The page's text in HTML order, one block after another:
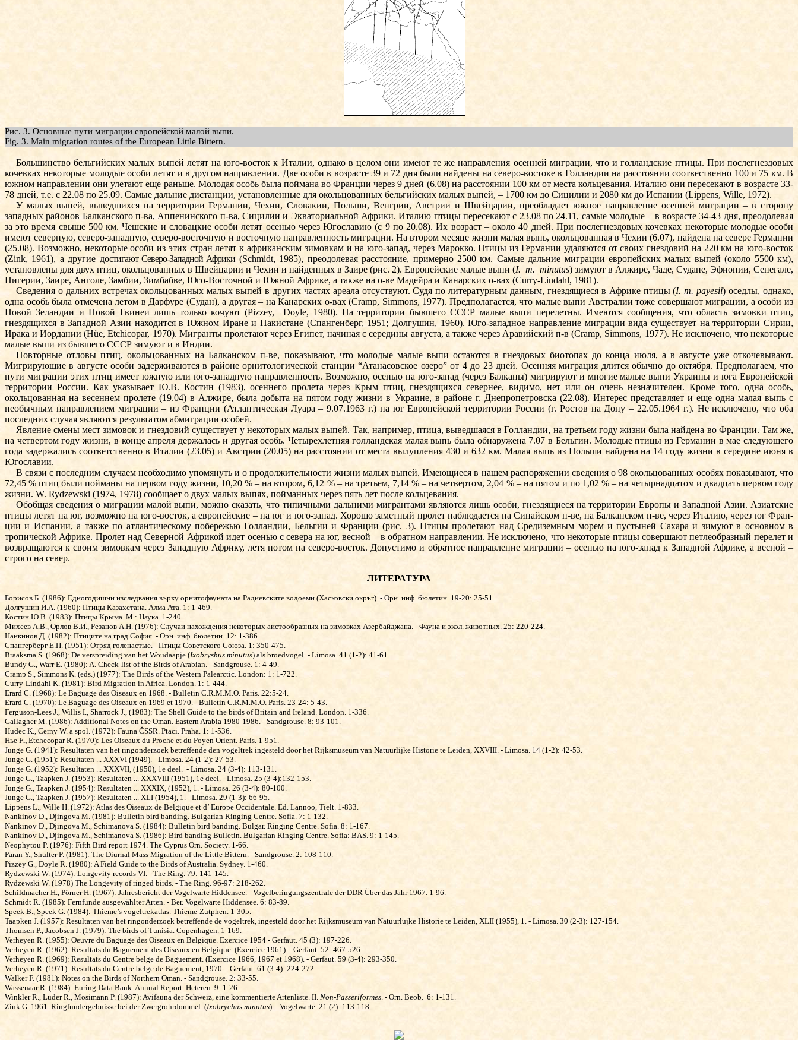
Рис. 3. Основные пути миграции европейской малой выпи.
Fig. 3. Main migration routes of the European Little Bittern.
Большинство бельгийских малых выпей летят на юго-восток к Италии, однако в це­лом они имеют те же направления осенней миграции, что и голландские птицы. При по­слегнездовых
кочевках некоторые молодые особи летят и в другом направлении. Две особи в возрасте 39 и 72 дня были найдены на северо-востоке в Голландии на расстоянии соотвественно 100 и 75 км. В
южном направлении они улетают еще раньше. Молодая особь была поймана во Франции через 9 дней (6.08) на расстоянии 100 км от места кольцевания. Италию они пересекают в возрасте 33-
78 дней, т.е. с 22.08 по 25.09. Самые дальние дистанции, установленные для околь­цованных бельгийских малых выпей, – 1700 км до Сицилии и 2080 км до Испании (Lip­pens, Wille, 1972).
У малых выпей, выведшихся на территории Германии, Чехии, Словакии, Поль­ши, Венгрии, Австрии и Швейцарии, пре­об­ладает южное направление осенней миграции – в сторону
западных районов Балканского п-ва, Аппенинского п-ва, Сицилии и Экваториальной Африки. Италию птицы пе­ресекают с 23.08 по 24.11, самые молодые – в возрасте 34-43 дня, преодолевая
за это время свыше 500 км. Чешские и словацкие особи летят осенью через Югославию (с 9 по 20.08). Их возраст – около 40 дней. При послегнездовых кочевках некоторые молодые особи
имеют северную, северо-западную, северо-восточную и восточную направленность миграции. На втором месяце жизни малая выпь, окольцованная в Чехии (6.07), найдена на севере Германии
(25.08). Возможно, некоторые особи из этих стран летят к африканским зимовкам и на юго-запад, через Марокко. Птицы из Герма­нии удаляются от своих гнездовий на 220 км на юго-восток
(Zink, 1961), а другие до­стигают Северо-Западной Африки(Schmidt, 1985), преодолевая расстояние, примерно 2500 км. Самые дальние миграции европейских малых выпей (около 5500 км),
установлены для двух птиц, окольцованных в Швейцарии и Чехии и найденных в Заире (рис. 2). Европейские малые выпи (I. m. minutus) зимуют в Алжире, Ча­де, Судане, Эфиопии, Сенегале,
Нигерии, За­ире, Анго­ле, Замбии, Зимбабве, Юго-Вос­­точной и Юж­ной Африке, а также на о-ве Ма­дейра и Канарских о-вах (Curry-Lin­dahl, 1981).
Сведения о дальних встречах окольцованных малых выпей в других частях ареала отсуствуют. Судя по литературным данным, гнездящиеся в Африке птицы (I. m. payesii) оседлы, однако,
одна особь была отмечена летом в Дарфуре (Судан), а другая – на Канарских о-вах (Cramp, Simmons, 1977). Предполагается, что малые выпи Австралии тоже совершают миграции, а особи из
Новой Зеландии и Новой Гвинеи лишь только кочуют (Pizzey,
Doyle, 1980). На территории бывшего СССР малые выпи перелетны. Имеются сообщения, что область зимовки птиц,
гнездящихся в Западной Азии находится в Южном Иране и Пакистане (Спангенберг, 1951; Долгушин, 1960). Юго-западное направление миграции вида существует на территории Сирии,
Ирака и Иордании (Hüe, Etchicopar, 1970). Мигранты пролетают через Египет, начиная с сере­дины августа, а также через Аравийский п-в (Cramp, Simmons, 1977). Не исключено, что некоторые
малые выпи из бывшего СССР зимуют и в Индии.
Повторные отловы птиц, окольцованных на Балканском п-ве, показывают, что молодые малые выпи остаются в гнездовых биотопах до конца июля, а в августе уже откочевывают.
Мигрирующие в августе особи задерживаются в районе орнитологической станции “Атанасовское озеро” от 4 до 23 дней. Осенняя миграция длится обычно до октября. Предполагаем, что
пути мигра­ции этих птиц имеет южную или юго-запад­ную направленность. Возможно, осенью на юго-запад (через Балканы) мигрируют и мно­гие малые выпи Украины и юга Европейской
территории России. Как указывает Ю.В. Костин (1983), осеннего пролета через Крым птиц, гнездящихся севернее, видимо, нет или он очень незначителен. Кро­ме того, одна особь,
окольцованная на весеннем пролете (19.04) в Алжире, была добыта на пятом году жизни в Украине, в районе г. Днепропетровска (22.08). Интерес представляет и еще одна малая выпь с
необычным направлением миграции – из Франции (Атлантическая Луара – 9.07.1963 г.) на юг Европейской территории России (г. Ростов на Дону – 22.05.1964 г.). Не исключено, что оба
последних случая являются результатом абмиграции особей.
Явление смены мест зимовок и гнездовий существует у некоторых малых выпей. Так, например, птица, выведшаяся в Голландии, на третьем году жизни была найде­на во Франции. Там же,
на четвертом году жизни, в конце апреля держалась и другая особь. Четырехлетняя голландская малая выпь была обнаружена 7.07 в Бельгии. Мо­лодые птицы из Германии в мае следующего
года задержались соответственно в Ита­лии (23.05) и Австрии (20.05) на расстоянии от места вылупления 430 и 632 км. Малая выпь из Польши найдена на 14 году жизни в середине июня в
Югославии.
В связи с последним случаем необходимо упомянуть и о продолжительности жизни малых выпей. Имеющиеся в нашем распоряжении сведения о 98 окольцованных особях показывают, что
72,45 % птиц были пойманы на первом году жизни, 10,20 % – на втором, 6,12 % – на третьем, 7,14 % – на четвертом, 2,04 % – на пятом и по 1,02 % – на четырнадцатом и двадцать первом году
жизни. W. Rydzewski (1974, 1978) сообщает о двух малых выпях, пойманных через пять лет после кольцевания.
Обобщая сведения о миграции малой вы­пи, можно сказать, что типичными даль­ни­ми мигрантами являются лишь особи, гнездящиеся на территории Европы и Западной Азии. Азиатские
птицы летят на юг, возможно на юго-восток, а европейские – на юг и юго-запад. Хорошо заметный пролет наблюдается на Синайском п-ве, на Балканском п-ве, через Италию, через юг Фран­
ции и Испании, а также по атлантичес­кому побережью Голландии, Бельгии и Фран­ции (рис. 3). Птицы пролетают над Сре­диземным морем и пустыней Сахара и зимуют в основном в
тропической Африке. Пролет над Северной Африкой идет осенью с севера на юг, весной – в обратном направлении. Не исключено, что некоторые птицы совершают петлеобразный перелет и
возвращаются к своим зимовкам через Западную Африку, летя потом на северо-восток. Допустимо и обратное направление миграции – осенью на юго-запад к Западной Африке, а весной –
строго на север.
ЛИТЕРАТУРА
Борисов Б. (1986): Едногодишни изследвания върху орнитофауната на Радиевските водоеми (Хасковски окръг). - Орн. инф. бюлетин. 19-20: 25-51.
Долгушин И.А. (1960): Птицы Казахстана. Алма Ата. 1: 1-469.
Костин Ю.В. (1983): Птицы Крыма. М.: Наука. 1-240.
Михеев А.В., Орлов В.И., Резанов А.Н. (1976): Случаи на­хож­дения некоторых аистообразных на зимовках Азербайджана. - Фауна и экол. животных. 25: 220-224.
Нанкинов Д. (1982): Птиците на град София. - Орн. инф. бюлетин. 12: 1-386.
Спангерберг Е.П. (1951): Отряд голенастые. - Птицы Со­ветского Союза. 1: 350-475.
Braaksma S. (1968): De verspreiding van het Woudaapje (Ixobryshus minutus) als broedvogel. - Limosa. 41 (1-2): 41-61.
Bundy G., Warr E. (1980): A. Check-list of the Birds of Arabian. - Sandgrouse. 1: 4-49.
Cramp S., Simmons K. (eds.) (1977): The Birds of the Western Palearctic. London: 1: 1-722.
Curry-Lindahl K. (1981): Bird Migration in Africa. London. 1: 1-444.
Erard C. (1968): Le Baguage des Oiseaux en 1968. - Bul­letin C.R.M.M.O. Paris. 22:5-24.
Erard C. (1970): Le Baguage des Oiseaux en 1969 et 1970. - Bulletin C.R.M.M.O. Paris. 23-24: 5-43.
Ferguson-Lees J., Willis I., Sharrock J., (1983): The Shell Guide to the birds of Britain and Ireland. London. 1-336.
Gallagher M. (1986): Additional Notes on the Oman. Eastern Arabia 1980-1986. - Sandgrouse. 8: 93-101.
Hudec K., Cerny W. a spol. (1972): Fauna ČSSR. Ptaci. Praha. 1: 1-536.
Hьe F., Etchecopar R. (1970): Les Oiseaux du Proche et du Poyen Orient. Paris. 1-951.
Junge G. (1941): Resultaten van het ringonderzoek be­tref­fende den vogeltrek ingesteld door het Rijks­museum van Natuurlijke Historie te Leiden, XXVIII. - Limosa. 14 (1-2): 42-53.
Junge G. (1951): Resultaten ... XXXVI (1949). - Limosa. 24 (1-2): 27-53.
Junge G. (1952): Resultaten ... XXXVII, (1950), 1e deel.
- Limosa. 24 (3-4): 113-131.
Junge G., Taapken J. (1953): Resultaten ... XXXVIII (1951), 1e deel. - Limosa. 25 (3-4):132-153.
Junge G., Taapken J. (1954): Resultaten ... XXXIX, (1952), 1. - Limosa. 26 (3-4): 80-100.
Junge G., Taapken J. (1957): Resultaten ... XLI (1954), 1. - Limosa. 29 (1-3): 66-95.
Lippens L., Wille H. (1972): Atlas des Oiseaux de Belgique et d’ Europe Occidentale. Ed. Lannoo, Tielt. 1-833.
Nankinov D., Djingova M. (1981): Bulletin bird banding. Bulgarian Ringing Centre. Sofia. 7: 1-132.
Nankinov D., Djingova M., Schimanova S. (1984): Bulletin bird banding. Bulgar. Ringing Centre. Sofia. 8: 1-167.
Nankinov D., Djingova M., Schimanova S. (1986): Bird banding Bulletin. Bulgarian Ringing Centre. Sofia: BAS. 9: 1-145.
Nеоphytou P. (1976): Fifth Bird report 1974. The Cyprus Orn. Society. 1-66.
Paran Y., Shulter P. (1981): The Diurnal Mass Migration of the Little Bittern. - Sandgrouse. 2: 108-110.
Pizzey G., Doyle R. (1980): A Field Guide to the Birds of Australia. Sydney. 1-460.
Rydzewski W. (1974): Longevity records VI. - The Ring. 79: 141-145.
Rydzewski W. (1978) The Longevity of ringed birds. - The Ring. 96-97: 218-262.
Schildmacher H., Pörner H. (1967): Jahresbericht der Vo­gel­warte Hiddensee. - Vogelberingungszentrale der DDR Über das Jahr 1967. 1-96.
Schmidt R. (1985): Fernfunde ausgewählter Arten. - Ber. Vogelwarte Hiddensee. 6: 83-89.
Speek B., Speek G. (1984): Thieme’s vogeltrekatlas. Thie­me-Zutphen. 1-305.
Taapken J. (1957): Resultaten van het ringonderzoek be­tref­fende de vogeltrek, ingesteld door het Rijks­mu­seum van Natuurlujke Historie te Leiden, XLII (1955), 1. - Limosa. 30 (2-3): 127-154.
Thomsen P., Jacobsen J. (1979): The birds of Tunisia. Co­pen­hagen. 1-169.
Verheyen R. (1955): Oeuvre du Baguage des Oiseaux en Belgique. Exercice 1954 - Gerfaut. 45 (3): 197-226.
Verheyen R. (1962): Resultats du Baguement des Oiseaux en Belgique. (Exercice 1961). - Gerfaut. 52: 467-526.
Verheyen R. (1969): Resultats du Centre belge de Ba­gue­ment. (Exercice 1966, 1967 et 1968). - Gerfaut. 59 (3-4): 293-350.
Verheyen R. (1971): Resultats du Centre belge de Ba­guement, 1970. - Gerfaut. 61 (3-4): 224-272.
Walker F. (1981): Notes on the Birds of Northern Oman. - Sandgrouse. 2: 33-55.
Wassenaar R. (1984): Euring Data Bank. Annual Report. Heteren. 9: 1-26.
Winkler R., Luder R., Mosimann P. (1987): Avifauna der Schweiz, eine kommentierte Artenliste. II. Non-Passe­ri­formes . - Orn. Beob.
6: 1-131.
Zink G. 1961. Ringfundergebnisse bei der Zwergrohr­dom­mel­ (Ixobrychus minutus). - Vogelwarte. 21 (2): 113-118.